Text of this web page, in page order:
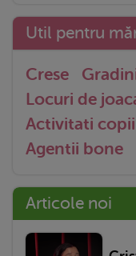
Util pentru
Crese
Locuri de
Activitati copii
Agentii bone
Articole noi